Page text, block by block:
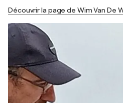
Découvrir la page de Wim Van De